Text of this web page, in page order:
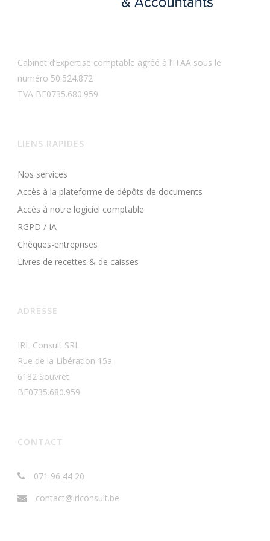
Cabinet d’Expertise comptable agréé à l’ITAA sous le
numéro 50.524.872
TVA BE0735.680.959
LIENS RAPIDES
Nos services
Accès à la plateforme de dépôts de documents
Accès à notre logiciel comptable
RGPD / IA
Chèques-entreprises
Livres de recettes & de caisses
ADRESSE
IRL Consult SRL
Rue de la Libération 15a
6182 Souvret
BE0735.680.959
CONTACT
071 96 44 20
contact@irlconsult.be